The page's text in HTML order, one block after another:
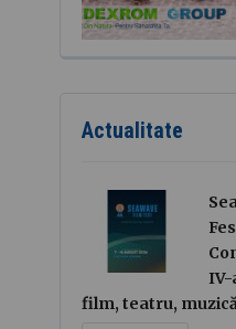
Actualitate
IV-
film, teatru,